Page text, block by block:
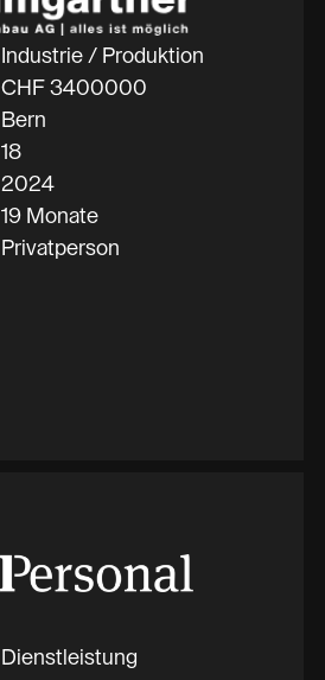
Industrie / Produktion
CHF 3400000
Bern
18
2024
19 Monate
Privatperson
Dienstleistung